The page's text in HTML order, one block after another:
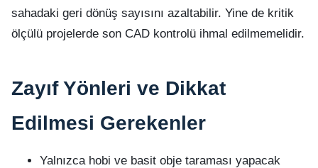
sahadaki geri dönüş sayısını azaltabilir. Yine de kritik
ölçülü projelerde son CAD kontrolü ihmal edilmemelidir.
Zayıf Yönleri ve Dikkat
Edilmesi Gerekenler
Yalnızca hobi ve basit obje taraması yapacak